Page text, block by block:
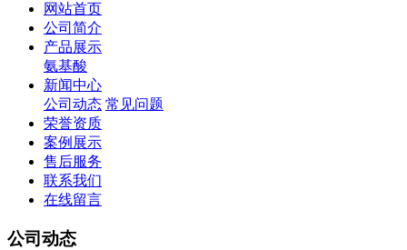
网站首页
公司简介
产品展示
氨基酸
新闻中心
公司动态 常见问题
荣誉资质
案例展示
售后服务
联系我们
在线留言
公司动态